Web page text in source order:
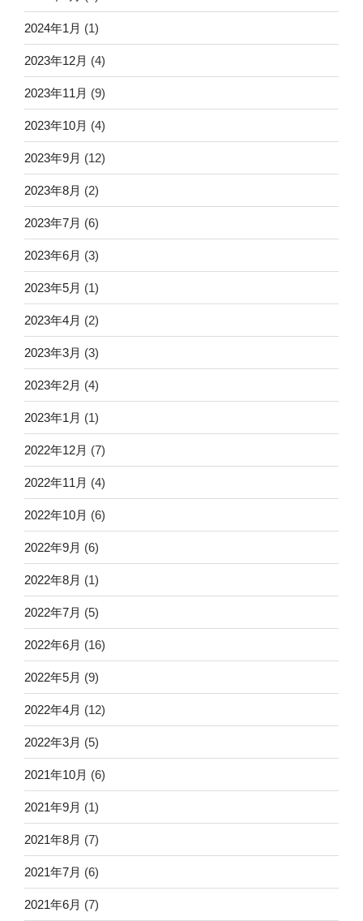
2024年1月 (1)
2023年12月 (4)
2023年11月 (9)
2023年10月 (4)
2023年9月 (12)
2023年8月 (2)
2023年7月 (6)
2023年6月 (3)
2023年5月 (1)
2023年4月 (2)
2023年3月 (3)
2023年2月 (4)
2023年1月 (1)
2022年12月 (7)
2022年11月 (4)
2022年10月 (6)
2022年9月 (6)
2022年8月 (1)
2022年7月 (5)
2022年6月 (16)
2022年5月 (9)
2022年4月 (12)
2022年3月 (5)
2021年10月 (6)
2021年9月 (1)
2021年8月 (7)
2021年7月 (6)
2021年6月 (7)